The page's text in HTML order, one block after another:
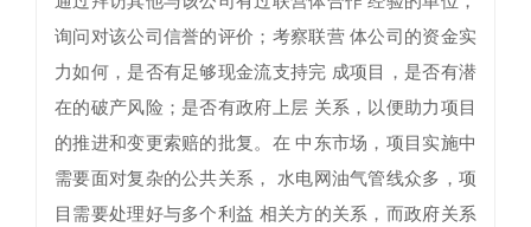
询问对该公司信誉的评价；考察联营 体公司的资金实
力如何，是否有足够现金流支持完 成项目，是否有潜
在的破产风险；是否有政府上层 关系，以便助力项目
的推进和变更索赔的批复。在 中东市场，项目实施中
需要面对复杂的公共关系， 水电网油气管线众多，项
目需要处理好与多个利益 相关方的关系，而政府关系